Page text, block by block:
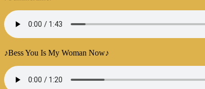
♪Bess You Is My Woman Now♪